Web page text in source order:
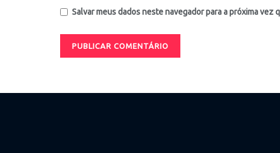
Salvar meus dados neste navegador para a próxima vez